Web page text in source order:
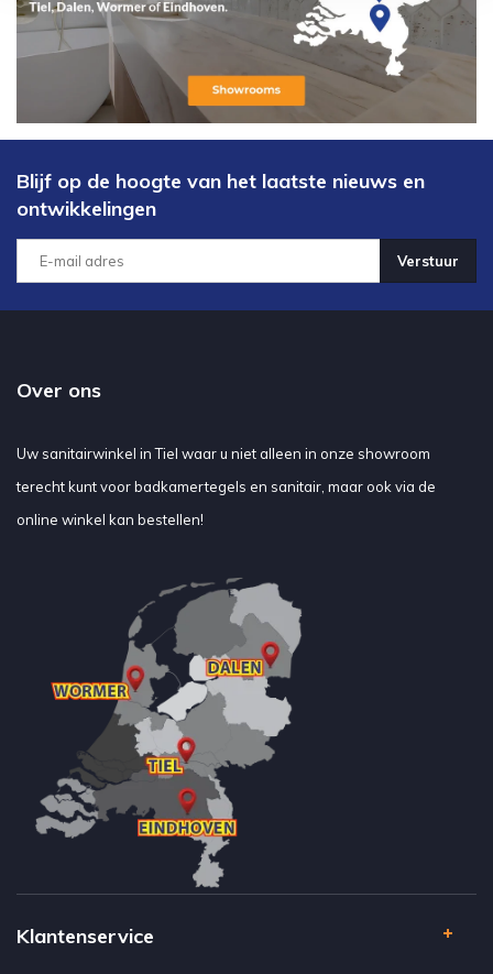
Blijf op de hoogte van het laatste nieuws en
ontwikkelingen
Verstuur
Over ons
Uw sanitairwinkel in Tiel waar u niet alleen in onze showroom
terecht kunt voor badkamertegels en sanitair, maar ook via de
online winkel kan bestellen!
Klantenservice